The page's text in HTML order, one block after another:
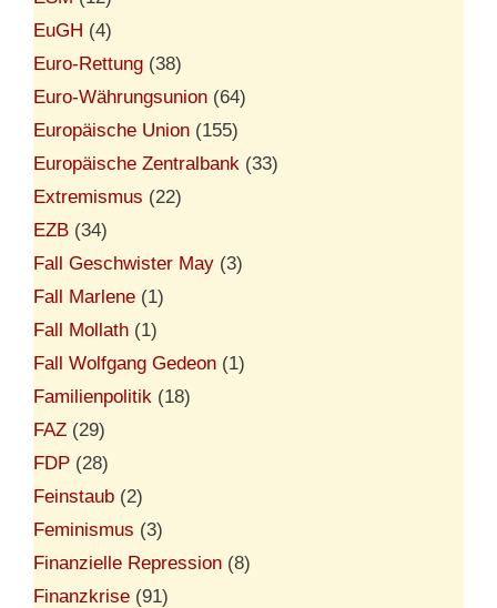
EuGH (4)
Euro-Rettung (38)
Euro-Währungsunion (64)
Europäische Union (155)
Europäische Zentralbank (33)
Extremismus (22)
EZB (34)
Fall Geschwister May (3)
Fall Marlene (1)
Fall Mollath (1)
Fall Wolfgang Gedeon (1)
Familienpolitik (18)
FAZ (29)
FDP (28)
Feinstaub (2)
Feminismus (3)
Finanzielle Repression (8)
Finanzkrise (91)